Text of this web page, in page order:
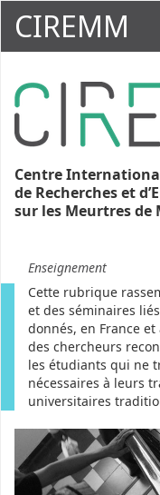
CIREMM
Centre
de Recherches et
sur les Meurtres de
Enseignement
Cette rubrique
et des séminaires
donnés, en France
des chercheurs
les étudiants qui ne
nécessaires à leurs
universitaires